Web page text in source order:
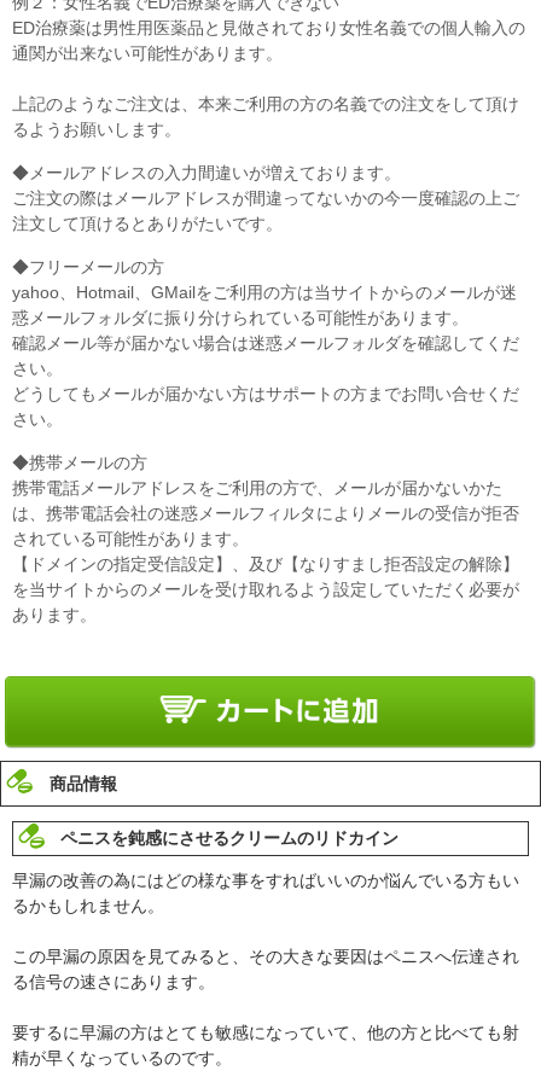
ED治療薬は男性用医薬品と見做されており女性名義での個人輸入の
通関が出来ない可能性があります。
上記のようなご注文は、本来ご利用の方の名義での注文をして頂け
るようお願いします。
◆メールアドレスの入力間違いが増えております。
ご注文の際はメールアドレスが間違ってないかの今一度確認の上ご
注文して頂けるとありがたいです。
◆フリーメールの方
yahoo、Hotmail、GMailをご利用の方は当サイトからのメールが迷
惑メールフォルダに振り分けられている可能性があります。
確認メール等が届かない場合は迷惑メールフォルダを確認してくだ
さい。
どうしてもメールが届かない方はサポートの方までお問い合せくだ
さい。
◆携帯メールの方
携帯電話メールアドレスをご利用の方で、メールが届かないかた
は、携帯電話会社の迷惑メールフィルタによりメールの受信が拒否
されている可能性があります。
【ドメインの指定受信設定】、及び【なりすまし拒否設定の解除】
を当サイトからのメールを受け取れるよう設定していただく必要が
あります。
商品情報
ペニスを鈍感にさせるクリームのリドカイン
早漏の改善の為にはどの様な事をすればいいのか悩んでいる方もい
るかもしれません。
この早漏の原因を見てみると、その大きな要因はペニスへ伝達され
る信号の速さにあります。
要するに早漏の方はとても敏感になっていて、他の方と比べても射
精が早くなっているのです。